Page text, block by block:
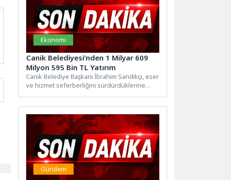
Ekonomi
Canik Belediyesi’nden 1 Milyar 609
Milyon 595 Bin TL Yatırım
Canik Belediye Başkanı İbrahim Sandıkçı, eser
ve hizmet seferberliğini sürdürdüklerine
Gündem